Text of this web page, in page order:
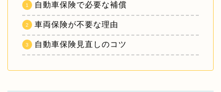
自動車保険で必要な補償
車両保険が不要な理由
自動車保険見直しのコツ